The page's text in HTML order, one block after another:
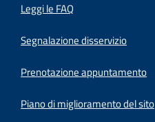
Leggi le FAQ
Segnalazione disservizio
Prenotazione appuntamento
Piano di miglioramento del sito